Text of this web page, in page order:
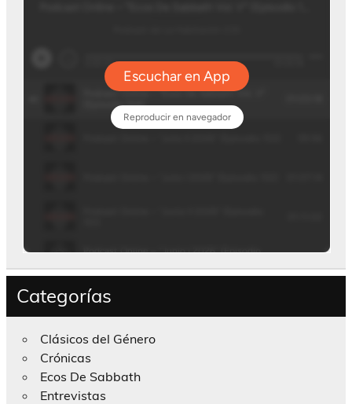
Categorías
Clásicos del Género
Crónicas
Ecos De Sabbath
Entrevistas